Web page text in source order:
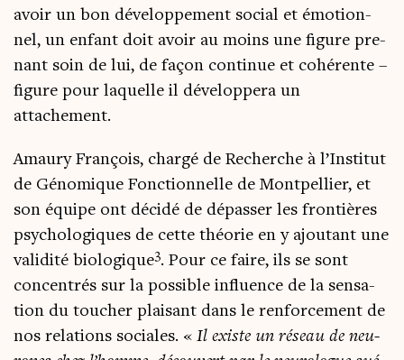
avoir un bon déve­lop­pe­ment social et émo­tion­
nel, un enfant doit avoir au moins une figure pre­
nant soin de lui, de façon conti­nue et cohé­rente –
figure pour laquelle il déve­lop­pe­ra un
attachement.
Amau­ry Fran­çois, char­gé de Recherche à l’Institut
de Géno­mique Fonc­tion­nelle de Mont­pel­lier, et
son équipe ont déci­dé de dépas­ser les fron­tières
psy­cho­lo­giques de cette théo­rie en y ajou­tant une
vali­di­té bio­lo­gique3. Pour ce faire, ils se sont
concen­trés sur la pos­sible influence de la sen­sa­
tion du tou­cher plai­sant dans le ren­for­ce­ment de
nos rela­tions sociales. « Il existe un réseau de neu­